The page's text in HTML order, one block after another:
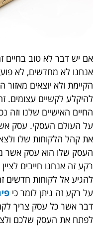
אם יש דבר לא טוב בחיים
אנחנו לא מחדשים, לא
הקיימת ולא יוצאים מאזור
להיקלע לקשיים עצומים.
החיים האישיים שלנו וזה
על העולם העסקי. עסק
את קהל הלקוחות שלו
העסק שלו הוא עסק אשר
רקע זה אנחנו חייבים
להגיע אל לקוחות חדשים
על רקע זה ניתן לומר כי
דבר אשר כל עסק צריך
לפתח את העסק שלכם